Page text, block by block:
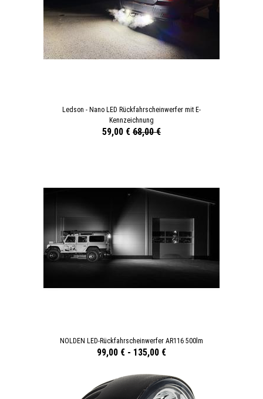
Ledson - Nano LED Rückfahrscheinwerfer mit E-
Kennzeichnung
59,00 € 68,00 €
NOLDEN LED-Rückfahrscheinwerfer AR116 500lm
99,00 € - 135,00 €